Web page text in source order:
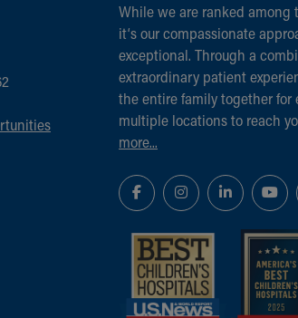
While we are ranked among
it‘s our compassionate
exceptional. Through a
extraordinary patient
the entire family together
multiple locations to reach
more...